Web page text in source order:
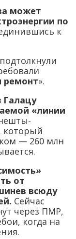
может
по
к
ремонт».
Галацу
«линии
который
— 260 млн
от
всюду
Сейчас
через ПМР,
когда на